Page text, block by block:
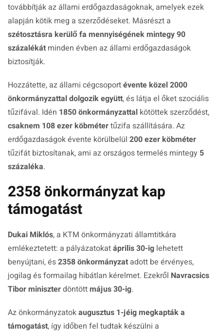
továbbítják az állami erdőgazdaságoknak, amelyek ezek
alapján kötik meg a szerződéseket. Másrészt a
szétosztásra kerülő fa mennyiségének mintegy 90
százalékát minden évben az állami erdőgazdaságok
biztosítják.
Hozzátette, az állami cégcsoportévente közel 2000
önkormányzattal dolgozik együtt, és látja el őket szociális
tűzifával. Idén 1850 önkormányzattal kötöttek szerződést,
csaknem 108 ezer köbmétertűzifa szállítására. Az
erdőgazdaságok évente körülbelül 200 ezer köbméter
tűzifát biztosítanak, ami az országos termelés mintegy 5
százaléka.
2358 önkormányzat kap
támogatást
Dukai Miklós, a KTM önkormányzati államtitkára
emlékeztetett: a pályázatokatáprilis 30-ig lehetett
benyújtani, és2358 önkormányzat adott be érvényes,
jogilag és formailag hibátlan kérelmet. Ezekről Navracsics
Tibor miniszterdöntöttmájus 30-ig.
Az önkormányzatokaugusztus 1-jéig megkapták a
támogatást, így időben fel tudtak készülni a